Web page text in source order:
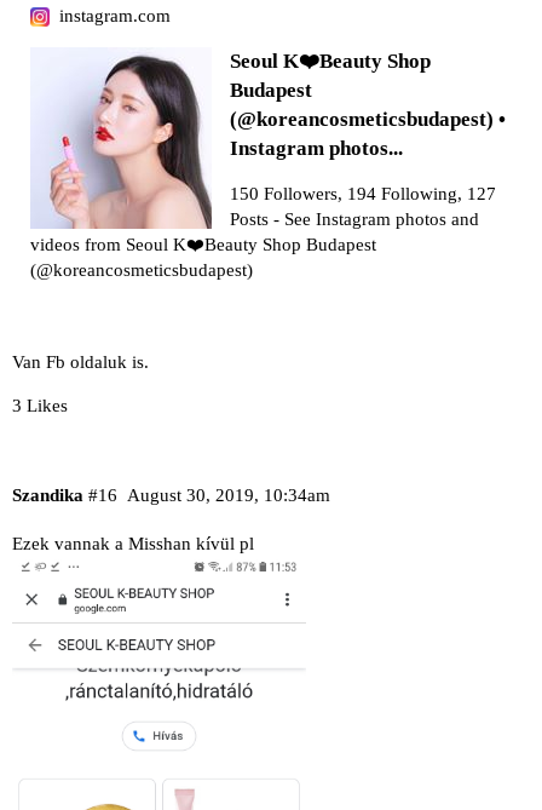
instagram.com
Seoul K❤️Beauty Shop
Budapest
(@koreancosmeticsbudapest) •
Instagram photos...
150 Followers, 194 Following, 127
Posts - See Instagram photos and
videos from Seoul K❤️Beauty Shop Budapest
(@koreancosmeticsbudapest)
Van Fb oldaluk is.
3 Likes
Szandika August 30, 2019, 10:34am
#16
Ezek vannak a Misshan kívül pl